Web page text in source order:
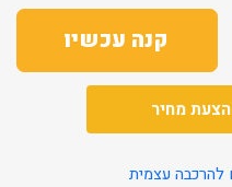
קנה עכשיו
מחיר
להרכבה עצמית